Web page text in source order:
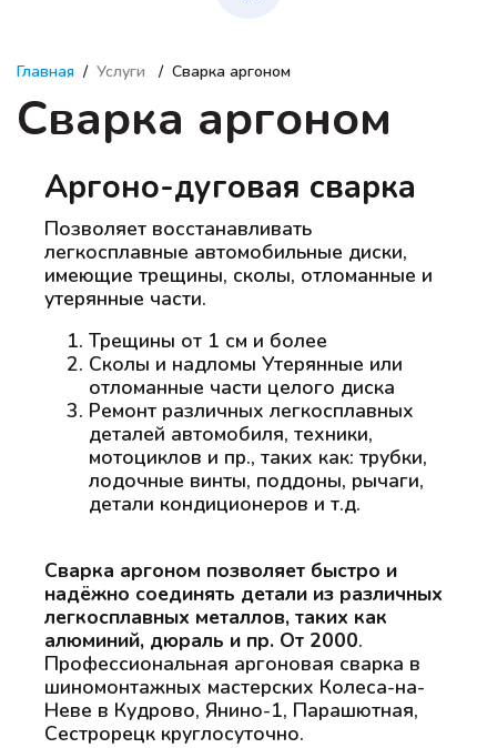
Главная Услуги Сварка аргоном
Сварка аргоном
Аргоно-дуговая сварка
Позволяет восстанавливать
легкосплавные автомобильные диски,
имеющие трещины, сколы, отломанные и
утерянные части.
Трещины от 1 см и более
Сколы и надломы Утерянные или
отломанные части целого диска
Ремонт различных легкосплавных
деталей автомобиля, техники,
мотоциклов и пр., таких как: трубки,
лодочные винты, поддоны, рычаги,
детали кондиционеров и т.д.
Сварка аргоном позволяет быстро и
надёжно соединять детали из различных
легкосплавных металлов, таких как
алюминий, дюраль и пр. От 2000.
Профессиональная аргоновая сварка в
шиномонтажных мастерских Колеса-на-
Неве в Кудрово, Янино-1, Парашютная,
Сестрорецк круглосуточно.